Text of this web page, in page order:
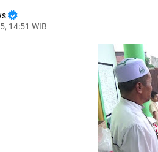
14:51 WIB